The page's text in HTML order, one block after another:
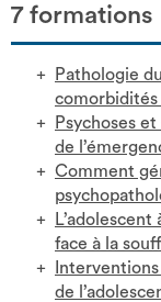
7 formations
Pathologie
comorbidités
Psychoses
de
Comment
face à la
de